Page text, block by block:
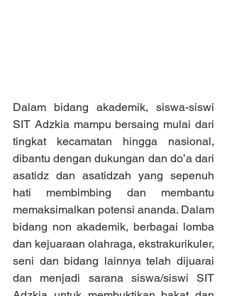
Dalam bidang akademik, siswa-siswi
SIT Adzkia mampu bersaing mulai dari
tingkat kecamatan hingga nasional,
dibantu dengan dukungan dan do’a dari
asatidz dan asatidzah yang sepenuh
hati membimbing dan membantu
memaksimalkan potensi ananda. Dalam
bidang non akademik, berbagai lomba
dan kejuaraan olahraga, ekstrakurikuler,
seni dan bidang lainnya telah dijuarai
dan menjadi sarana siswa/siswi SIT